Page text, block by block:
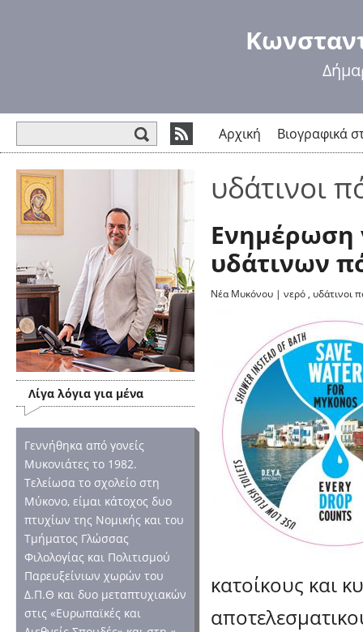
Αρχική Βιογραφικά
Λίγα λόγια για μένα
Γεννήθηκα από γονείς
Μυκονιάτες το 1982.
Τελείωσα το σχολείο στη
Μύκονο, είμαι κάτοχος δυο
πτυχίων της Νομικής και του
Τμήματος Γλώσσας
Φιλολογίας και Πολιτισμού
Παρευξείνιων χωρών του
Δ.Π.Θ και δυο μεταπτυχιακών
στις «Ευρωπαϊκές και
υδάτινοι
Ενημέρωση
υδάτινων
Νέα Μυκόνου | νερό , υδάτινοι
κατοίκους και